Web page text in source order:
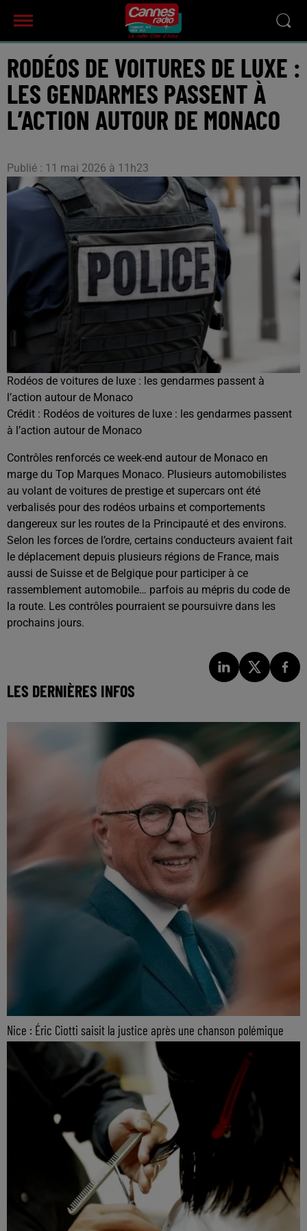
RODÉOS DE VOITURES DE LUXE :
LES GENDARMES PASSENT À
L’ACTION AUTOUR DE MONACO
Publié : 11 mai 2026 à 11h23
Rodéos de voitures de luxe : les gendarmes passent à
l’action autour de Monaco
Crédit : Rodéos de voitures de luxe : les gendarmes passent
à l’action autour de Monaco
Contrôles renforcés ce week-end autour de Monaco en
marge du Top Marques Monaco. Plusieurs automobilistes
au volant de voitures de prestige et supercars ont été
verbalisés pour des rodéos urbains et comportements
dangereux sur les routes de la Principauté et des environs.
Selon les forces de l’ordre, certains conducteurs avaient fait
le déplacement depuis plusieurs régions de France, mais
aussi de Suisse et de Belgique pour participer à ce
rassemblement automobile… parfois au mépris du code de
la route. Les contrôles pourraient se poursuivre dans les
prochains jours.
LES DERNIÈRES INFOS
Nice : Éric Ciotti saisit la justice après une chanson polémique